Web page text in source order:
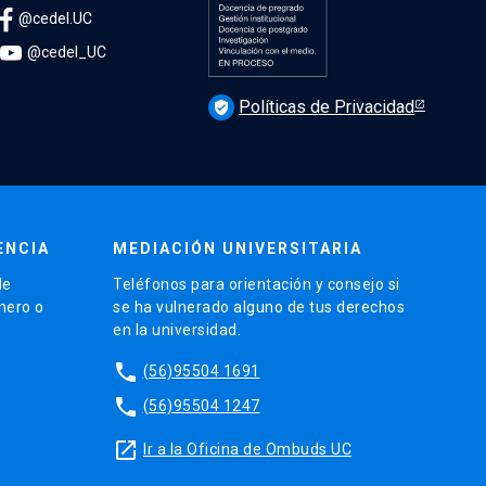
@cedel.UC
@cedel_UC
verified_user Políticas de Privacidad
o
MEDIACIÓN UNIVERSITARIA
Teléfonos para orientación y consejo si
se ha vulnerado alguno de tus derechos
en la universidad.
phone (56)95504 1691
phone (56)95504 1247
launch Ir a la Oficina de Ombuds UC